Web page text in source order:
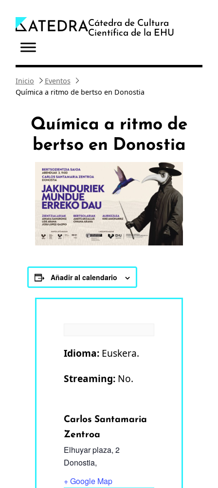
contenido
Cátedra de Cultura
Científica de la EHU
Inicio
Eventos
Química a ritmo de bertso en Donostia
Química a ritmo de
bertso en Donostia
Añadir al calendario
Idioma: Euskera.
Streaming: No.
Carlos Santamaria
Zentroa
Elhuyar plaza, 2
Donostia,
+ Google Map